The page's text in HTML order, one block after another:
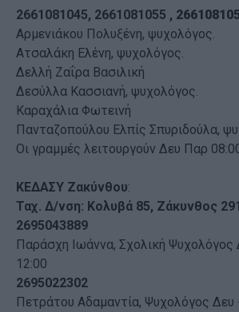
2661081045, 2661081055 ,
Αρμενιάκου Πολυξένη, ψυχολόγος.
Ατσαλάκη Ελένη, ψυχολόγος.
Δελλή Ζαΐρα Βασιλική
Δεσύλλα Κασσιανή, ψυχολόγος.
Καραχάλια Φωτεινή
Πανταζοπούλου Ελπίς Σπυριδούλα,
Οι γραμμές λειτουργούν Δευ Παρ
ΚΕΔΑΣΥ Ζακύνθου:
Ταχ. Δ/νση: Κολυβά 85, Ζάκυνθος
2695043889
Παράσχη Ιωάννα, Σχολική
12:00
2695022302
Πετράτου Αδαμαντία, Ψυχολόγος